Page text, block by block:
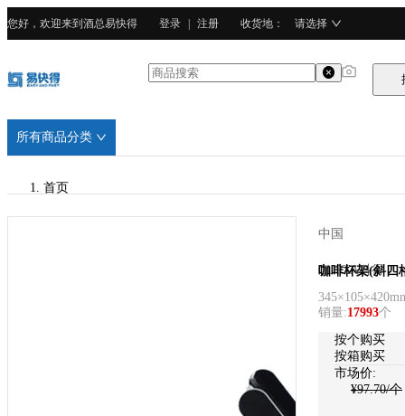
您好，欢迎来到酒总易快得 登录 注册 收货地 ： 请选择
所有商品分类
首页
中国
CURTA科得
咖啡杯架(斜四
销量:17993个
按个购买
按箱购买
市场价:
¥97.70/个